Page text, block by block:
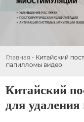
Главная - Китайский
папилломы видео
Китайский
для